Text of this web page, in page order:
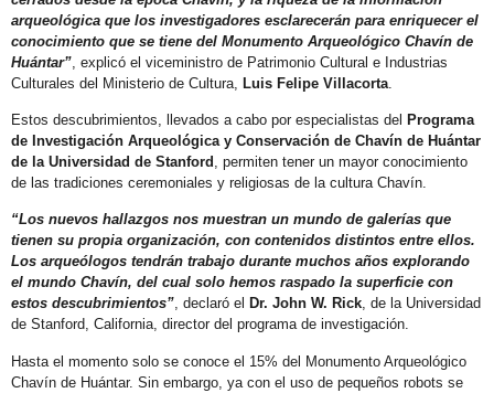
arqueológica que los investigadores esclarecerán para enriquecer el
conocimiento que se tiene del Monumento Arqueológico Chavín de
Huántar” , explicó el viceministro de Patrimonio Cultural e Industrias
Culturales del Ministerio de Cultura, Luis Felipe Villacorta
Estos descubrimientos, llevados a cabo por especialistas del Programa
de Investigación Arqueológica y Conservación de Chavín de Huántar
de la Universidad de Stanford , permiten tener un mayor conocimiento
de las tradiciones ceremoniales y religiosas de la cultura Chavín.
“Los nuevos hallazgos nos muestran un mundo de galerías que
tienen su propia organización, con contenidos distintos entre ellos.
Los arqueólogos tendrán trabajo durante muchos años explorando
el mundo Chavín, del cual solo hemos raspado la superficie con
estos descubrimientos”, declaró el Dr. John W. Rick, de la Universidad
de Stanford, California, director del programa de investigación.
Hasta el momento solo se conoce el 15% del Monumento Arqueológico
Chavín de Huántar. Sin embargo, ya con el uso de pequeños robots se